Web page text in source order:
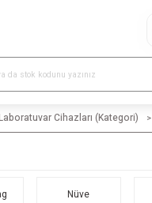
Cihazları (Kategori)
Nüve